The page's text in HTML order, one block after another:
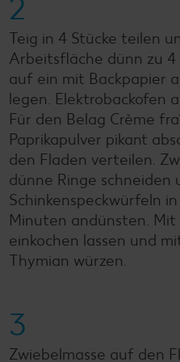
2
Teig in 4 Stücke teilen
Arbeitsfläche dünn zu 4
auf ein mit Backpapier
legen. Elektrobackofen
Für den Belag Crème
Paprikapulver pikant
den Fladen verteilen.
dünne Ringe schneiden
Schinkenspeckwürfeln
Minuten andünsten. Mit
einkochen lassen und
Thymian würzen.
3
Zwiebelmasse auf den